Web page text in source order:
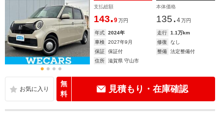
支払総額
143.9 万円
本体価格
135. 4 万円
年式 2024年 走行
1.1万km
車検
2027年9月 修復
なし
保証
保証付 整備
法定整備付
住所
滋賀県 守山市
無
料
見積もり・在庫確認